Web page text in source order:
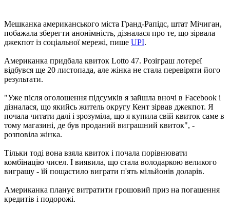
Мешканка американського міста Гранд-Рапідс, штат Мічиган,
побажала зберегти анонімність, дізналася про те, що зірвала
джекпот із соціальної мережі, пише UPI.
Американка придбала квиток Lotto 47. Розіграш лотереї
відбувся ще 20 листопада, але жінка не стала перевіряти його
результати.
"Уже після оголошення підсумків я зайшла вночі в Facebook і
дізналася, що якийсь житель округу Кент зірвав джекпот. Я
почала читати далі і зрозуміла, що я купила свій квиток саме в
тому магазині, де був проданий виграшний квиток", -
розповіла жінка.
Тільки тоді вона взяла квиток і почала порівнювати
комбінацію чисел. І виявила, що стала володаркою великого
виграшу - їй пощастило виграти п'ять мільйонів доларів.
Американка планує витратити грошовий приз на погашення
кредитів і подорожі.